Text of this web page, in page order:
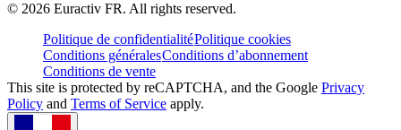
© 2026 Euractiv FR. All rights reserved.
Politique de confidentialitéPolitique cookies
Conditions généralesConditions d’abonnement
Conditions de vente
This site is protected by reCAPTCHA, and the Google Privacy
Policy and Terms of Service apply.